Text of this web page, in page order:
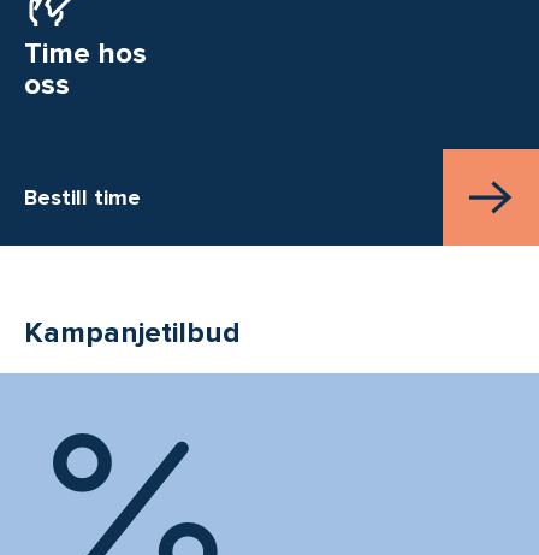
Time hos
oss
Bestill time
Kampanjetilbud